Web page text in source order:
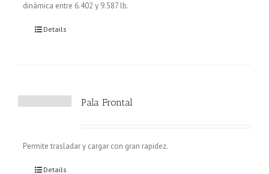
dinámica entre 6.402 y 9.587 lb.
Details
Pala Frontal
Permite trasladar y cargar con gran rapidez.
Details